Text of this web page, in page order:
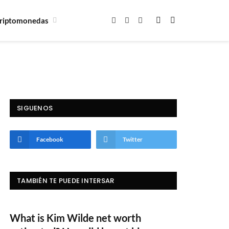
Facebook
X
Instagram
SIGUENOS
Facebook Twitter
TAMBIÉN TE PUEDE INTERSAR
What is Kim Wilde net worth